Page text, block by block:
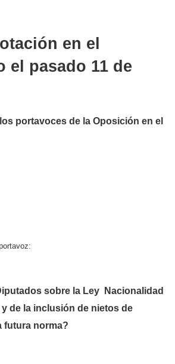
en el
el pasado 11 de
portavoces de la Oposición en el
sobre la Ley Nacionalidad
de la inclusión de nietos de
futura norma?